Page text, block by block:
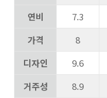
연비 7.3
가격
8
디자인
9.6
거주성
8.9